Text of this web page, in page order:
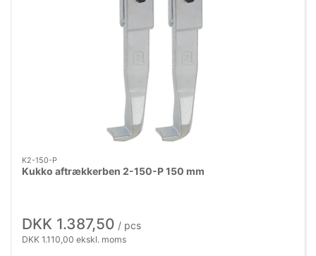
K2-150-P
Kukko aftrækkerben 2-150-P 150 mm
DKK 1.387,50 / pcs
DKK 1.110,00 ekskl. moms